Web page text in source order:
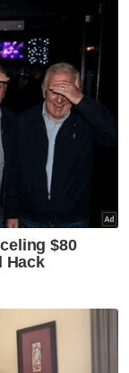
setiap
Klik di sini!